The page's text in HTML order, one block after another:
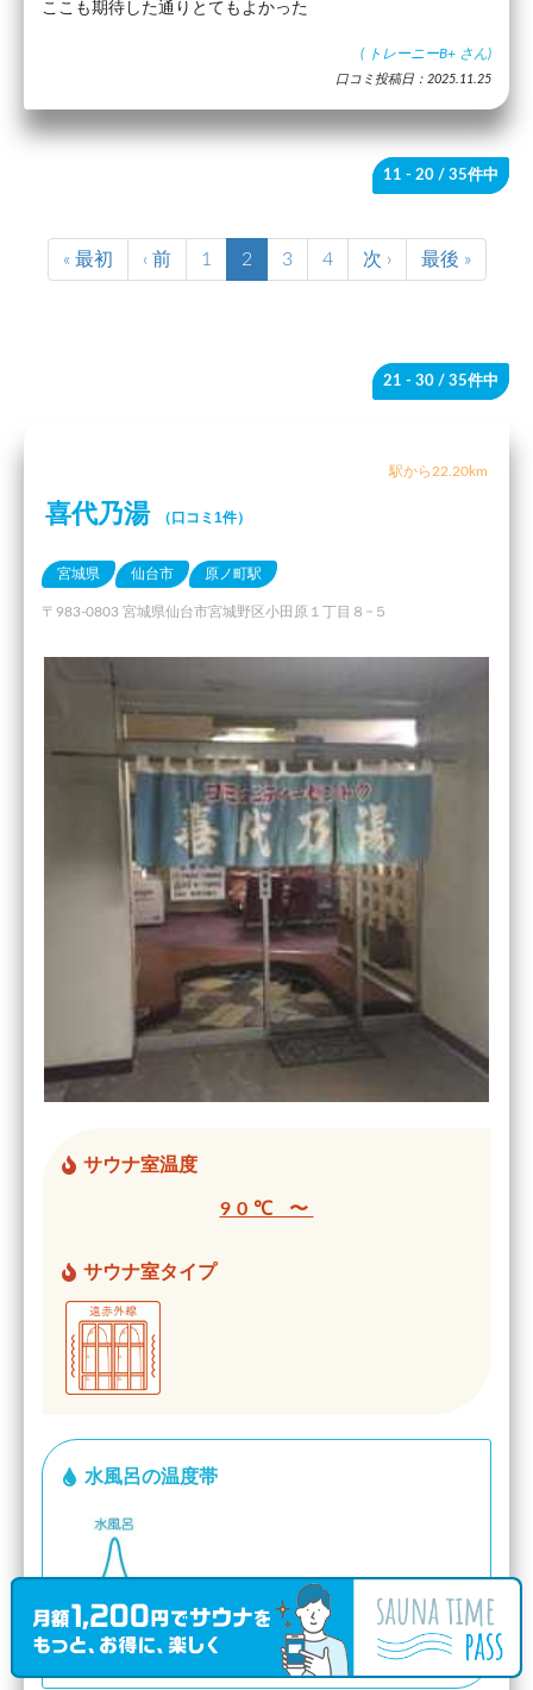
ここも期待した通りとてもよかった
( トレーニーB+ さん)
口コミ投稿日：2025.11.25
11 - 20 / 35件中
« 最初 ‹ 前 1 2 3 4 次 › 最後 »
21 - 30 / 35件中
駅から22.20km
喜代乃湯 （口コミ1件）
宮城県 仙台市 原ノ町駅
〒983-0803 宮城県仙台市宮城野区小田原１丁目８−５
サウナ室温度
90℃ 〜
サウナ室タイプ
水風呂の温度帯